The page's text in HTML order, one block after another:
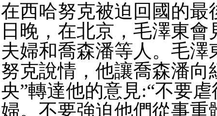
在西哈努克被迫回國的最
日晚，在北京，毛澤東會
夫婦和喬森潘等人。毛澤
努克說情，他讓喬森潘向
央”轉達他的意見:“不要
婦。不要強迫他們從事重